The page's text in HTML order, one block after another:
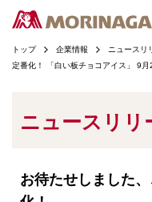
トップ 企業情報 ニュースリ
定番化！ 「白い板チョコアイス」 9
ニュースリリ
お待たせしました